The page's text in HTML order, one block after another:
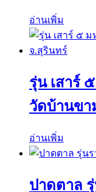
อ่านเพิ่ม
รุ่น เสาร์
วัดบ้านขา
อ่านเพิ่ม
ปาดตาล